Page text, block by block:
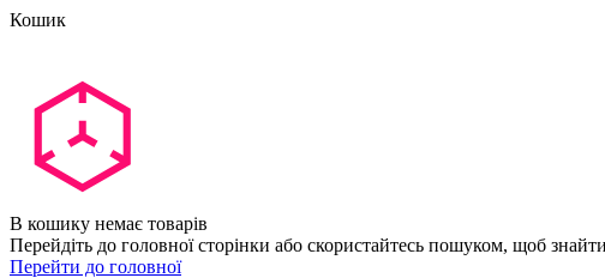
Кошик
В кошику немає товарів
Перейдіть до головної сторінки або скористайтесь пошуком, щоб
Перейти до головної